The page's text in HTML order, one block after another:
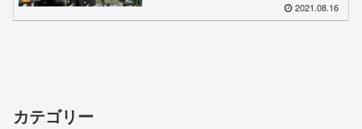
2021.08.16
カテゴリー